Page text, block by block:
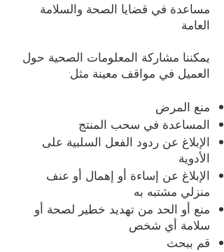
مساعدة في قضايا الصحة والسلامة
العامة
يمكننا مشاركة المعلومات الصحية حول
العميل في مواقف معينة مثل:
منع المرض
المساعدة في سحب المنتج
الإبلاغ عن ردود الفعل السلبية على
الأدوية
الإبلاغ عن إساءة أو إهمال أو عنف
منزلي مشتبه به
منع أو الحد من تهديد خطير لصحة أو
سلامة أي شخص
قم ببحث